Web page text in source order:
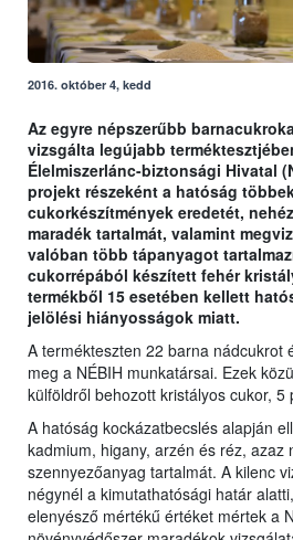
2016. október 4, kedd
Az egyre népszerűbb
vizsgálta legújabb
Élelmiszerlánc-biztonsági Hivatal
projekt részeként a hatóság
cukorkészítmények eredetét,
maradék tartalmát, valamint
valóban több tápanyagot
cukorrépából készített fehér
termékből 15 esetében kellett
jelölési hiányosságok miatt.
A termékteszten 22 barna nádcukrot
meg a NÉBIH munkatársai. Ezek
külföldről behozott kristályos cukor, 5
A hatóság kockázatbecslés alapján
kadmium, higany, arzén és réz, azaz
szennyezőanyag tartalmát. A kilenc
négynél a kimutathatósági határ
elenyésző mértékű értéket mértek a